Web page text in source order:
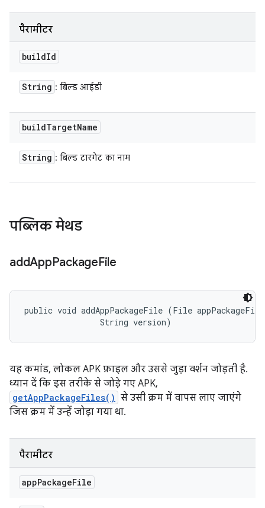
पैरामीटर
buildId
String : बिल्ड आईडी
buildTargetName
String : बिल्ड टारगेट का नाम
पब्लिक मेथड
addAppPackageFile
public void addAppPackageFile (File
                String version)
यह कमांड, लोकल APK फ़ाइल और उससे जुड़ा वर्शन जोड़ती है.
ध्यान दें कि इस तरीके से जोड़े गए APK,
getAppPackageFiles() से उसी क्रम में वापस लाए जाएंगे
जिस क्रम में उन्हें जोड़ा गया था.
पैरामीटर
appPackageFile